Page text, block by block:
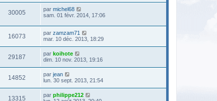
30005 par michel68
sam. 01 févr. 2014, 17:06
16073 par zamzam71
mar. 10 déc. 2013, 18:29
29187 par koihote
dim. 10 nov. 2013, 19:16
14852 par jean
lun. 30 sept. 2013, 21:54
13315 par philippe212